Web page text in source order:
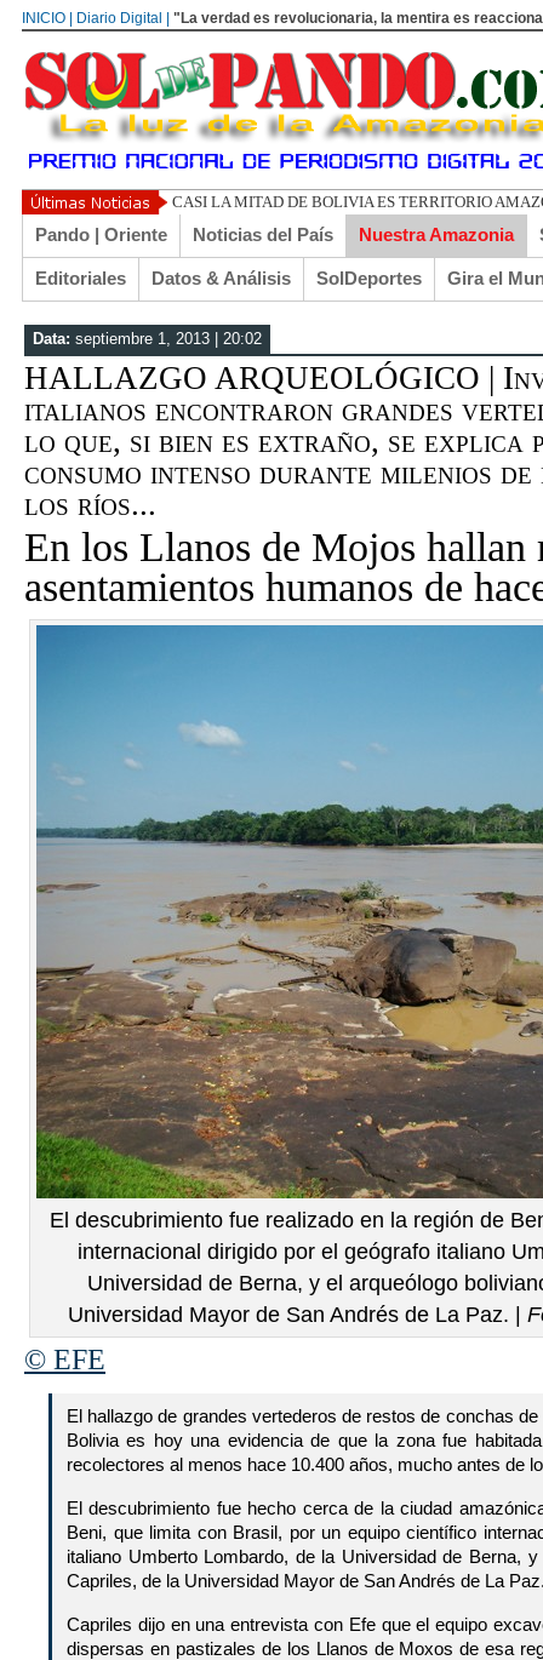
INICIO | Diario Digital | "La verdad es revolucionaria, la mentira es
UN LIBERTARIO LLAMADO
Pando | Oriente Noticias del País Nuestra Amazonia
Editoriales Datos & Análisis SolDeportes Gira el
Data: septiembre 1, 2013 | 20:02
HALLAZGO ARQUEOLÓGICO |
italianos encontraron grandes
lo que, si bien es extraño, se explica
consumo intenso durante milenios
los ríos...
En los Llanos de Mojos hallan
asentamientos humanos de
El descubrimiento fue realizado en la región de
internacional dirigido por el geógrafo italiano
Universidad de Berna, y el arqueólogo
Universidad Mayor de San Andrés de La Paz. |
© EFE
El hallazgo de grandes vertederos de restos de conchas
Bolivia es hoy una evidencia de que la zona fue
recolectores al menos hace 10.400 años, mucho antes de
El descubrimiento fue hecho cerca de la ciudad
Beni, que limita con Brasil, por un equipo científico
italiano Umberto Lombardo, de la Universidad de Berna,
Capriles, de la Universidad Mayor de San Andrés de La
Capriles dijo en una entrevista con Efe que el equipo
dispersas en pastizales de los Llanos de Moxos de esa